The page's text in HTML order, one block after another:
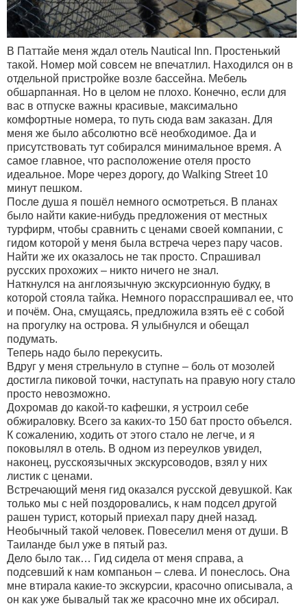
В Паттайе меня ждал отель Nautical Inn. Простенький
такой. Номер мой совсем не впечатлил. Находился он в
отдельной пристройке возле бассейна. Мебель
обшарпанная. Но в целом не плохо. Конечно, если для
вас в отпуске важны красивые, максимально
комфортные номера, то путь сюда вам заказан. Для
меня же было абсолютно всё необходимое. Да и
присутствовать тут собирался минимальное время. А
самое главное, что расположение отеля просто
идеальное. Море через дорогу, до Walking Street 10
минут пешком.
После душа я пошёл немного осмотреться. В планах
было найти какие-нибудь предложения от местных
турфирм, чтобы сравнить с ценами своей компании, c
гидом которой у меня была встреча через пару часов.
Найти же их оказалось не так просто. Спрашивал
русских прохожих – никто ничего не знал.
Наткнулся на англоязычную экскурсионную будку, в
которой стояла тайка. Немного порасспрашивал ее, что
и почём. Она, смущаясь, предложила взять её с собой
на прогулку на острова. Я улыбнулся и обещал
подумать.
Теперь надо было перекусить.
Вдруг у меня стрельнуло в ступне – боль от мозолей
достигла пиковой точки, наступать на правую ногу стало
просто невозможно.
Дохромав до какой-то кафешки, я устроил себе
обжираловку. Всего за каких-то 150 бат просто объелся.
К сожалению, ходить от этого стало не легче, и я
поковылял в отель. В одном из переулков увидел,
наконец, русскоязычных экскурсоводов, взял у них
листик с ценами.
Встречающий меня гид оказался русской девушкой. Как
только мы с ней поздоровались, к нам подсел другой
рашен турист, который приехал пару дней назад.
Необычный такой человек. Повеселил меня от души. В
Таиланде был уже в пятый раз.
Дело было так… Гид сидела от меня справа, а
подсевший к нам компаньон – слева. И понеслось. Она
мне втирала какие-то экскурсии, красочно описывала, а
он как уже бывалый так же красочно мне их обсирал.